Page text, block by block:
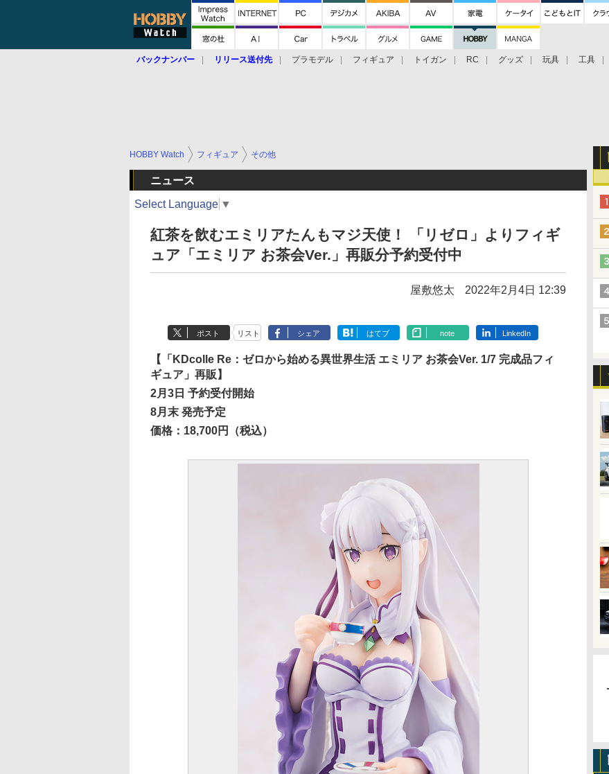
バックナンバー リリース送付先 プラモデル フィギュア トイガン RC グッズ 玩具 工具
HOBBY Watch フィギュア その他
ニュース
Select Language ▼
紅茶を飲むエミリアたんもマジ天使！ 「リゼロ」よりフィギ
ュア「エミリア お茶会Ver.」再販分予約受付中
屋敷悠太 2022年2月4日 12:39
ポスト リスト シェア はてブ note LinkedIn
【「KDcolle Re：ゼロから始める異世界生活 エミリア お茶会Ver. 1/7 完成品フィ
ギュア」再販】
2月3日 予約受付開始
8月末 発売予定
価格：18,700円（税込）